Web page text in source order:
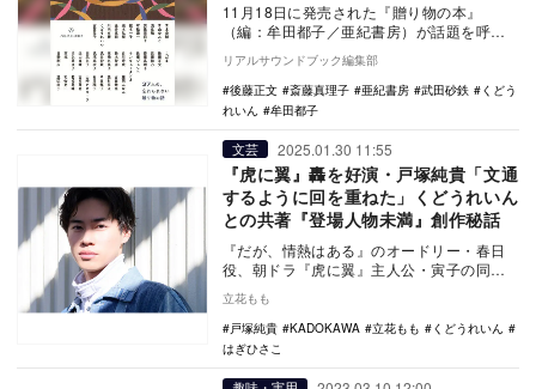
11月18日に発売された『贈り物の本』
（編：牟田都子／亜紀書房）が話題を呼
び、発売直後に即重版が決定した。 本
作…
リアルサウンドブック編集部
後藤正文
斎藤真理子 亜紀書房 武田砂鉄
くどう
れいん
牟田都子
文芸 2025.01.30 11:55
『虎に翼』轟を好演・戸塚純貴「文通
するように回を重ねた」くどうれいん
との共著『登場人物未満』創作秘話
『だが、情熱はある』のオードリー・春日
役、朝ドラ『虎に翼』主人公・寅子の同級
生・轟役など、話題作で印象的なキャラク
ターを巧みに演…
立花もも
戸塚純貴
KADOKAWA 立花もも
くどうれいん
はぎひさこ